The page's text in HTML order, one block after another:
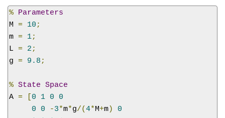
% Parameters
M = 10 ;
m = 1;
L = 2 ;
g = 9.8 ;
% State Space
A = 0 1 0
0
0
0 -3*m*g/(4*M+m)
0